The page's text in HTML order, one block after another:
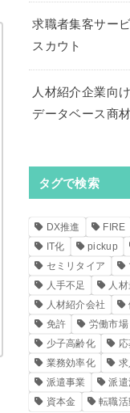
求職者集客サー
スカウト
人材紹介企業向
データベース商
タグで検索
DX推進 FIRE
IT化
pickup
セミリタイア
人手不足
人
人材紹介会社
免許
労働市場
少子高齢化
業務効率化
派遣事業
派遣
資本金
転職活